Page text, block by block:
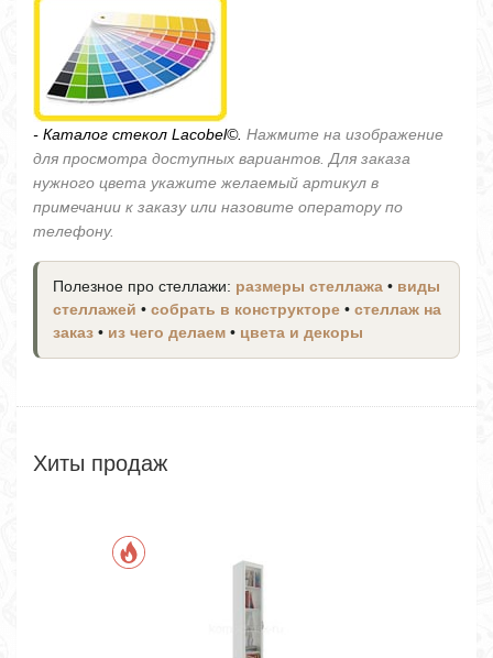
- Каталог стекол Lacobel©. Нажмите на изображение
для просмотра доступных вариантов. Для заказа
нужного цвета укажите желаемый артикул в
примечании к заказу или назовите оператору по
телефону.
Полезное про стеллажи: размеры стеллажа • виды
стеллажей • собрать в конструкторе • стеллаж на
заказ • из чего делаем • цвета и декоры
Хиты продаж